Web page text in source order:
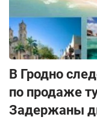
В Гродно
по продаже
Задержаны